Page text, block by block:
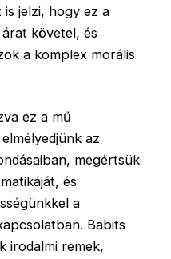
jelzi, hogy ez a
követel, és
a komplex morális
ez a mű
az
megértsük
és
a
Babits
irodalmi remek,